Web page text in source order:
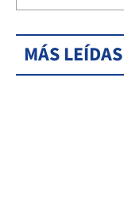
MÁS LEÍDAS